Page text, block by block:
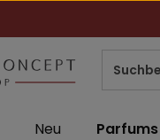
Neu Parfums